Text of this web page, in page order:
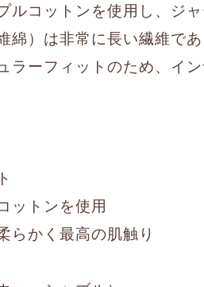
ルコットンを使用し、ジ
綿）は非常に長い繊維で
ラーフィットのため、イ
ットンを使用
らかく最高の肌触り